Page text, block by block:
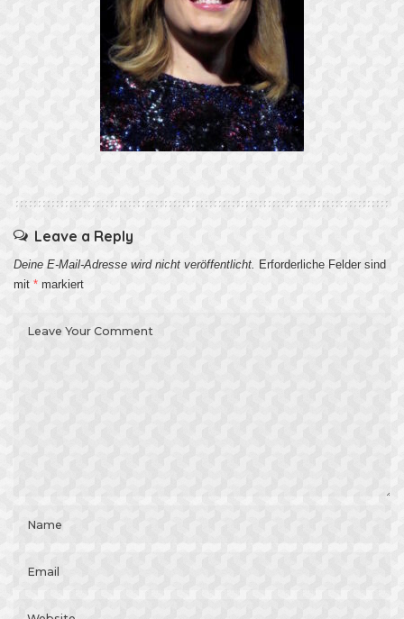
Leave a Reply
Deine E-Mail-Adresse wird nicht veröffentlicht. Erforderliche Felder sind
mit * markiert